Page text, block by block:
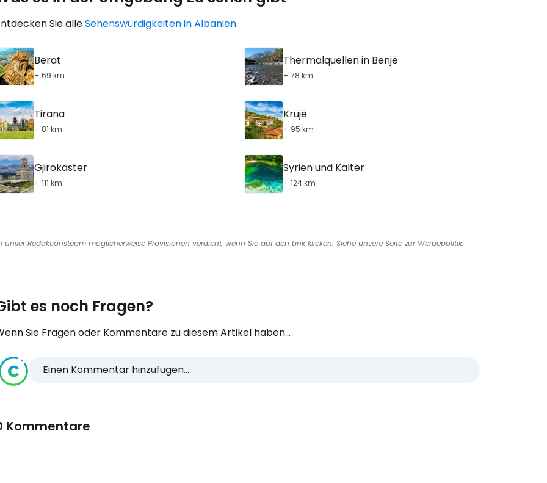
Sie alleSehenswürdigkeiten in Albanien.
Berat
+ 69 km
Thermalquellen in Benjë
+ 78 km
Tirana
+ 81 km
Krujë
+ 95 km
Gjirokastër
+ 111 km
Syrien und Kaltër
+ 124 km
Redaktionsteam möglicherweise Provisionen verdient, wenn Sie auf den Link klicken. Siehe unsere Seite zur Werbepolitik.
es noch Fragen?
Sie Fragen oder Kommentare zu diesem Artikel haben...
Einen Kommentar hinzufügen...
Kommentare
Weiter mit Facebook
Weiter mit E-Mail